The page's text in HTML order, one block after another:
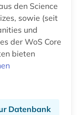
den Science
sowie (seit
und
der WoS Core
bieten
Datenbank